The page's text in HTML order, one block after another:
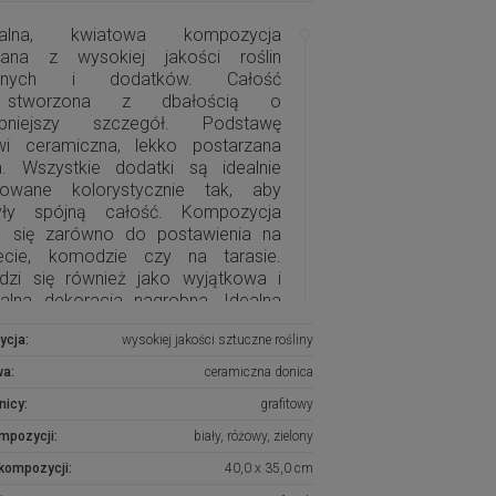
kwiatowa kompozycja
z wysokiej jakości roślin
i dodatków. Całość
z dbałością o
szczegół. Podstawę
ceramiczna, lekko postarzana
Wszystkie dodatki są idealnie
kolorystycznie tak, aby
spójną całość. Kompozycja
się zarówno do postawienia na
komodzie czy na tarasie.
się również jako wyjątkowa i
dekoracja nagrobna. Idealna
niedostępności produktu,
wykonać taką samą lub
kompozycję.
wysokiej jakości sztuczne rośliny
ceramiczna donica
grafitowy
biały, różowy, zielony
40,0 x 35,0 cm